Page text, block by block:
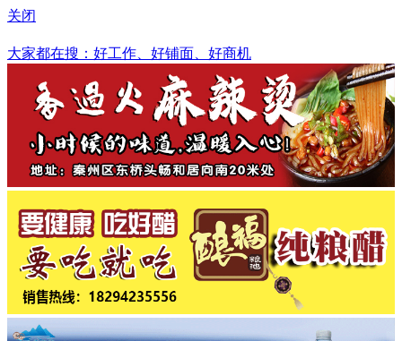
关闭
大家都在搜：好工作、好铺面、好商机